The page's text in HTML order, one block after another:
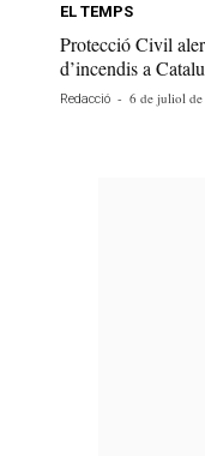
EL TEMPS
Protecció Civil
d’incendis a
Redacció - 6 de juliol de